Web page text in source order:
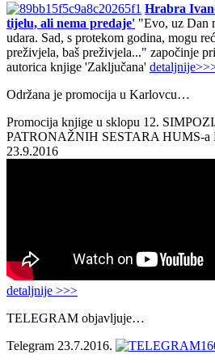
Hrabra
tijelu, ali nema predaje' "Evo, uz Dan
udara. Sad, s protekom godina, mogu
preživjela, baš preživjela..." započinje
autorica knjige 'Zaključana'
Održana je promocija u Karlovcu…
Promocija knjige u sklopu 12.
PATRONAŽNIH SESTARA HUMS-a
23.9.2016
detaljnije >>>
TELEGRAM objavljuje…
Telegram 23.7.2016.